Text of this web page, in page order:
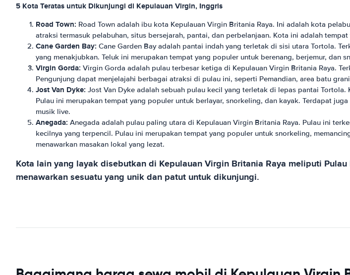
5 Kota Teratas untuk Dikunjungi di Kepulauan Virgin, Inggris
Road Town: Road Town adalah ibu kota Kepulauan Virgin Britania Raya. Ini adalah kota
atraksi termasuk pelabuhan, situs bersejarah, pantai, dan perbelanjaan. Kota ini adalah
Cane Garden Bay: Cane Garden Bay adalah pantai indah yang terletak di sisi utara Tortola.
yang menakjubkan. Teluk ini merupakan tempat yang populer untuk berenang, berjemur, dan
Virgin Gorda: Virgin Gorda adalah pulau terbesar ketiga di Kepulauan Virgin Britania Raya.
Pengunjung dapat menjelajahi berbagai atraksi di pulau ini, seperti Pemandian, area batu
Jost Van Dyke: Jost Van Dyke adalah sebuah pulau kecil yang terletak di lepas pantai
Pulau ini merupakan tempat yang populer untuk berlayar, snorkeling, dan kayak. Terdapat
musik live.
Anegada: Anegada adalah pulau paling utara di Kepulauan Virgin Britania Raya. Pulau ini
kecilnya yang terpencil. Pulau ini merupakan tempat yang populer untuk snorkeling,
menawarkan masakan lokal yang lezat.
Kota lain yang layak disebutkan di Kepulauan Virgin Britania Raya meliputi
menawarkan sesuatu yang unik dan patut untuk dikunjungi.